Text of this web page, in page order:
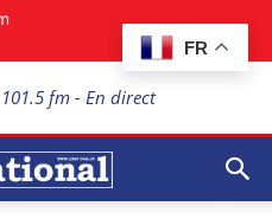
FR
fm - En direct